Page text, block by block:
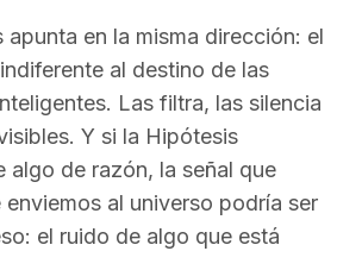
apunta en la misma dirección: el
al destino de las
Las filtra, las silencia
Y si la Hipótesis
algo de razón, la señal que
enviemos al universo podría ser
el ruido de algo que está